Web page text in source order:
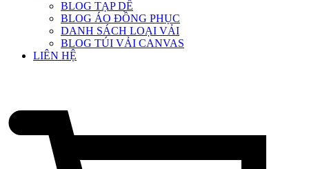
BLOG TẠP DỀ
BLOG ÁO ĐỒNG PHỤC
DANH SÁCH LOẠI VẢI
BLOG TÚI VẢI CANVAS
LIÊN HỆ